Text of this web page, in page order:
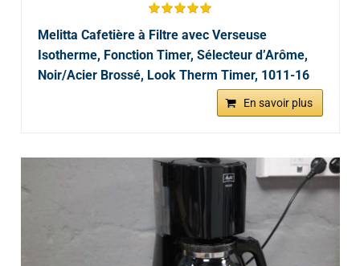
Melitta Cafetière à Filtre avec Verseuse
Isotherme, Fonction Timer, Sélecteur d’Arôme,
Noir/Acier Brossé, Look Therm Timer, 1011-16
En savoir plus